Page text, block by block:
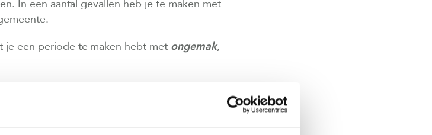
In een aantal gevallen heb je te maken met
een periode te maken hebt met ongemak,
maximaal één extra kamer kan krijgen.